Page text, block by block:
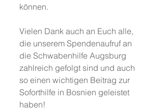
können.
Vielen Dank auch an Euch alle,
die unserem Spendenaufruf an
die Schwabenhilfe Augsburg
zahlreich gefolgt sind und auch
so einen wichtigen Beitrag zur
Soforthilfe in Bosnien geleistet
haben!